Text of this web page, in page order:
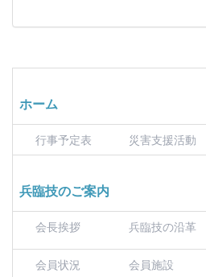
ホーム
行事予定表 災害支援活動
兵臨技のご案内
会長挨拶 兵臨技の沿革
会員状況 会員施設